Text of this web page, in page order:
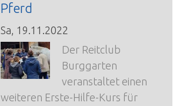
Pferd
Sa, 19.11.2022
Der Reitclub
Burggarten
veranstaltet einen
weiteren Erste-Hilfe-Kurs für